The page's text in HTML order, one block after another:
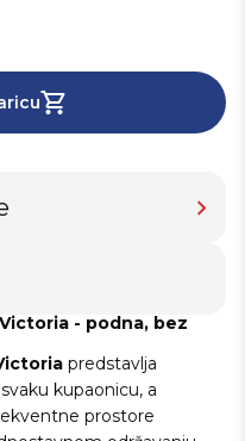
- podna, bez
predstavlja
kupaonicu, a
prostore